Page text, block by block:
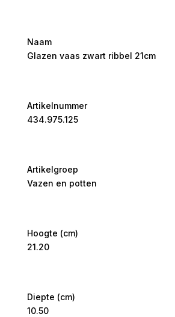
Naam
Glazen vaas zwart ribbel 21cm
Artikelnummer
434.975.125
Artikelgroep
Vazen en potten
Hoogte (cm)
21.20
Diepte (cm)
10.50